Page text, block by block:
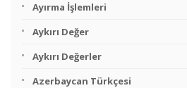
Ayırma İşlemleri
Aykırı Değer
Aykırı Değerler
Azerbaycan Türkçesi